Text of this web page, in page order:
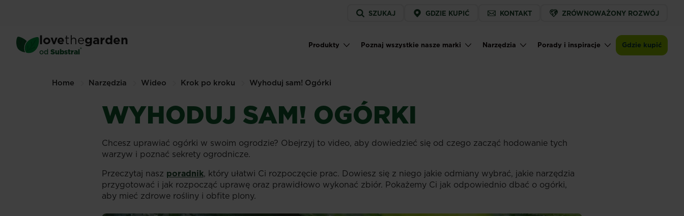
content
Service
menu
SZUKAJ GDZIE KUPIĆ KONTAKT ZRÓWNOWAŻONY ROZWÓJ
lovethegarden
od Substral® Main navigation
Produkty Poznaj wszystkie nasze marki Narzędzia Porady i inspiracje Gdzie kupić
Home Narzędzia Wideo Krok po kroku Wyhoduj sam! Ogórki
WYHODUJ SAM! OGÓRKI
Chcesz uprawiać ogórki w swoim ogrodzie? Obejrzyj to video, aby dowiedzieć się od czego zacząć hodowanie tych
warzyw i poznać sekrety ogrodnicze.
Przeczytaj nasz poradnik, który ułatwi Ci rozpoczęcie prac. Dowiesz się z niego jakie odmiany wybrać, jakie narzędzia
przygotować i jak rozpocząć uprawę oraz prawidłowo wykonać zbiór. Pokażemy Ci jak odpowiednio dbać o ogórki,
aby mieć zdrowe rośliny i obfite plony.